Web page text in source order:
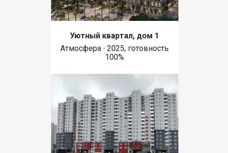
Уютный квартал, дом 1
Атмосфера ∙ 2025, готовность
100%